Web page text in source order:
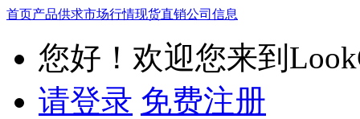
首页产品供求市场行情现货直销公司信息
您好！欢迎您来到
请登录 免费注册